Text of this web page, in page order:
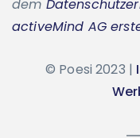
dem
activeMind AG
© Poesi 2023 |